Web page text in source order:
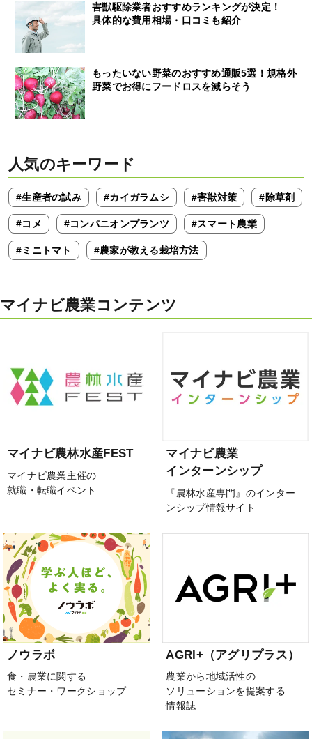
害獣駆除業者おすすめランキングが決定！
具体的な費用相場・口コミも紹介
もったいない野菜のおすすめ通販5選！規格外
野菜でお得にフードロスを減らそう
人気のキーワード
#生産者の試み #カイガラムシ #害獣対策 #除草剤
#コメ #コンパニオンプランツ #スマート農業
#ミニトマト #農家が教える栽培方法
マイナビ農業コンテンツ
マイナビ農林水産FEST
マイナビ農業主催の
就職・転職イベント
マイナビ農業
インターンシップ
『農林水産専門』のインター
ンシップ情報サイト
ノウラボ
食・農業に関する
セミナー・ワークショップ
AGRI+（アグリプラス）
農業から地域活性の
ソリューションを提案する
情報誌